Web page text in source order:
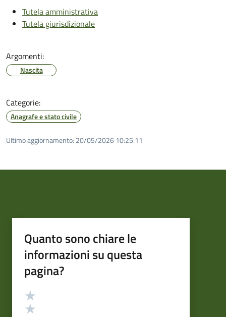
Tutela amministrativa
Tutela giurisdizionale
Argomenti:
Nascita
Categorie:
Anagrafe e stato civile
Ultimo aggiornamento: 20/05/2026 10:25.11
Quanto sono chiare le
informazioni su questa
pagina?
Valutazione